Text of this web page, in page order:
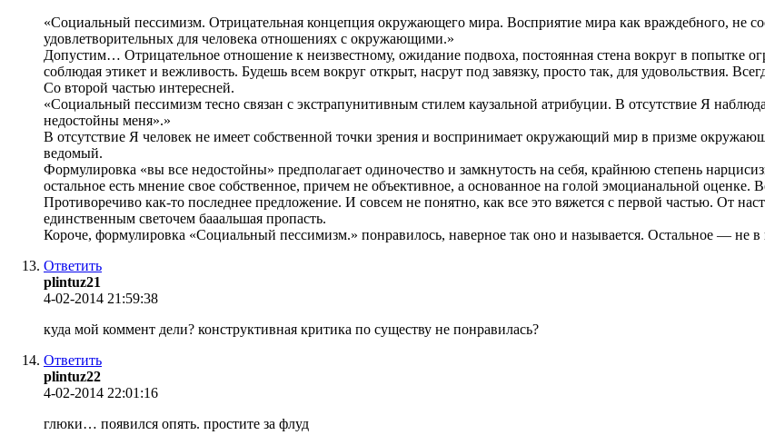
«Социальный пессимизм. Отрицательная концепция окружающего мира. Восприятие мира как враждебного, не
удовлетворительных для человека отношениях с окружающими.»
Допустим… Отрицательное отношение к неизвестному, ожидание подвоха, постоянная стена вокруг в попытке
соблюдая этикет и вежливость. Будешь всем вокруг открыт, насрут под завязку, просто так, для удовольствия.
Со второй частью интересней.
«Социальный пессимизм тесно связан с экстрапунитивным стилем каузальной атрибуции. В отсутствие Я
недостойны меня».»
В отсутствие Я человек не имеет собственной точки зрения и воспринимает окружающий мир в призме
ведомый.
Формулировка «вы все недостойны» предполагает одиночество и замкнутость на себя, крайнюю степень
остальное есть мнение свое собственное, причем не объективное, а основанное на голой эмоцианальной оценке.
Противоречиво как-то последнее предложение. И совсем не понятно, как все это вяжется с первой частью. От
единственным светочем бааальшая пропасть.
Короче, формулировка «Социальный пессимизм.» понравилось, наверное так оно и называется. Остальное — не в
Ответить
plintuz21
4-02-2014 21:59:38
куда мой коммент дели? конструктивная критика по существу не понравилась?
Ответить
plintuz22
4-02-2014 22:01:16
глюки… появился опять. простите за флуд